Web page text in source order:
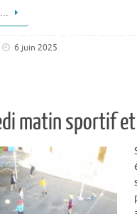
6 juin 2025
matin sportif